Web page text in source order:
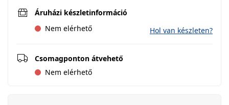
Áruházi készletinformáció
Nem elérhető
Hol van készleten?
Csomagponton átvehető
Nem elérhető